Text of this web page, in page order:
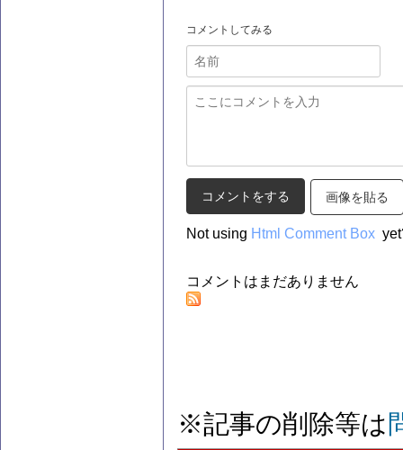
コメントしてみる
画像を貼る
Not using Html Comment Box
コメントはまだありません
※記事の削除等は